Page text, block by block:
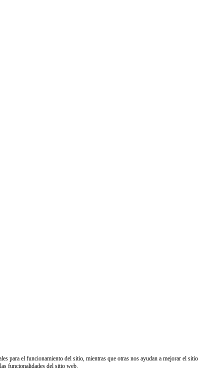
para el funcionamiento del sitio, mientras que otras nos ayudan a mejorar el
funcionalidades del sitio web.